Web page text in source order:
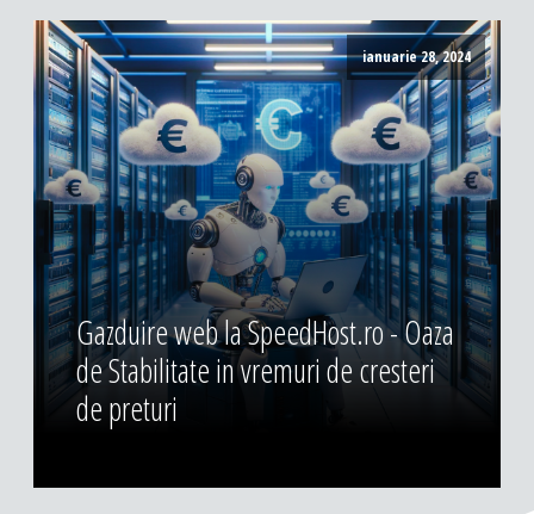
ianuarie 28, 2024
Gazduire web la SpeedHost.ro - Oaza
de Stabilitate in vremuri de cresteri
de preturi